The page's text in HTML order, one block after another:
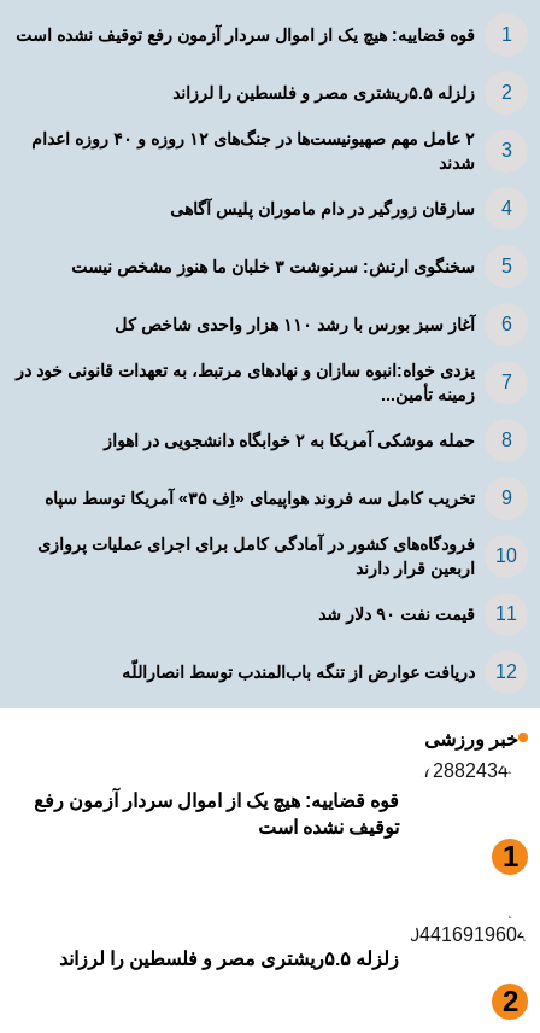
قوه قضاییه: هیچ یک از اموال سردار آزمون رفع توقیف نشده است
زلزله ۵.۵ریشتری مصر و فلسطین را لرزاند
۲ عامل مهم صهیونیست‌ها در جنگ‌های ۱۲ روزه و ۴۰ روزه اعدام
شدند
سارقان زورگیر در دام ماموران پلیس آگاهی
سخنگوی ارتش: سرنوشت ۳ خلبان ما هنوز مشخص نیست
آغاز سبز بورس با رشد ۱۱۰ هزار واحدی شاخص کل
یزدی خواه:انبوه سازان و نهادهای مرتبط، به تعهدات قانونی خود در
زمینه تأمین...
حمله موشکی آمریکا به ۲ خوابگاه دانشجویی در اهواز
تخریب کامل سه فروند هواپیمای «اِف ۳۵» آمریکا توسط سپاه
فرودگاه‌های کشور در آمادگی کامل برای اجرای عملیات پروازی
اربعین قرار دارند
قیمت نفت ۹۰ دلار شد
دریافت عوارض از تنگه باب‌المندب توسط انصاراللّه
خبر ورزشی
قوه قضاییه: هیچ یک از اموال سردار آزمون رفع
توقیف نشده است
زلزله ۵.۵ریشتری مصر و فلسطین را لرزاند